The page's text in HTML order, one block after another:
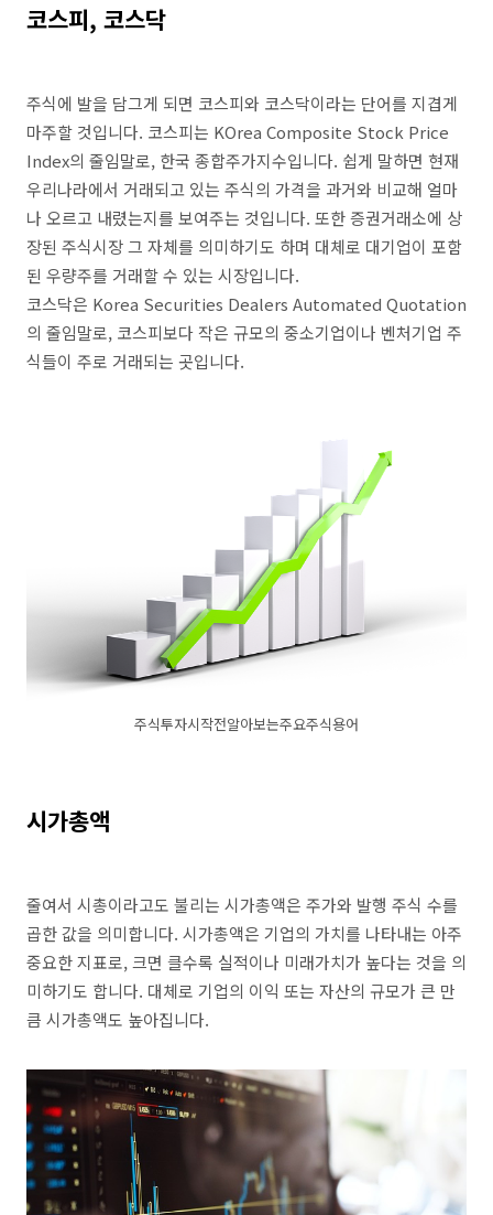
코스피, 코스닥
주식에 발을 담그게 되면 코스피와 코스닥이라는 단어를 지겹게
마주할 것입니다. 코스피는 KOrea Composite Stock Price
Index의 줄임말로, 한국 종합주가지수입니다. 쉽게 말하면 현재
우리나라에서 거래되고 있는 주식의 가격을 과거와 비교해 얼마
나 오르고 내렸는지를 보여주는 것입니다. 또한 증권거래소에 상
장된 주식시장 그 자체를 의미하기도 하며 대체로 대기업이 포함
된 우량주를 거래할 수 있는 시장입니다.
코스닥은 Korea Securities Dealers Automated Quotation
의 줄임말로, 코스피보다 작은 규모의 중소기업이나 벤처기업 주
식들이 주로 거래되는 곳입니다.
주식투자시작전알아보는주요주식용어
시가총액
줄여서 시총이라고도 불리는 시가총액은 주가와 발행 주식 수를
곱한 값을 의미합니다. 시가총액은 기업의 가치를 나타내는 아주
중요한 지표로, 크면 클수록 실적이나 미래가치가 높다는 것을 의
미하기도 합니다. 대체로 기업의 이익 또는 자산의 규모가 큰 만
큼 시가총액도 높아집니다.